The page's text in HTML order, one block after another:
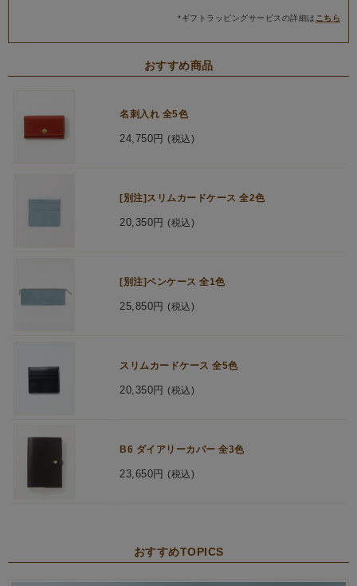
*ギフトラッピングサービスの詳細は こちら
おすすめ商品
名刺入れ 全5色
24,750円 (税込)
[別注]スリムカードケース 全2色
20,350円 (税込)
[別注]ペンケース 全1色
25,850円 (税込)
スリムカードケース 全5色
20,350円 (税込)
B6 ダイアリーカバー 全3色
23,650円 (税込)
おすすめTOPICS